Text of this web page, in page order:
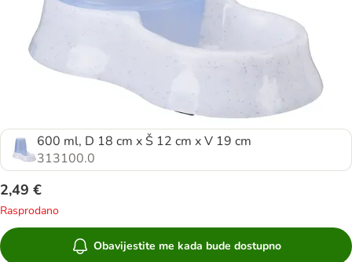
600 ml, D 18 cm x Š 12 cm x V 19 cm
313100.0
2,49 €
Rasprodano
Obavijestite me kada bude dostupno